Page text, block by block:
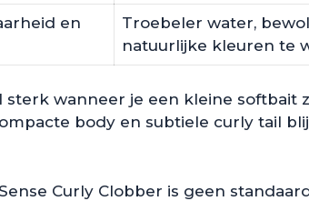
en
Troebeler water,
natuurlijke kleuren te
sterk wanneer je een kleine
body en subtiele curly tail
Curly Clobber is geen